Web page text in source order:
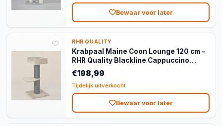
Bewaar voor later
RHR QUALITY
Krabpaal Maine Coon Lounge 120 cm –
RHR Quality Blackline Cappuccino
Teddy
€198,99
Tijdelijk uitverkocht
Bewaar voor later